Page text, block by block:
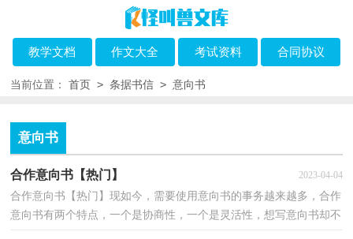
教学文档 作文大全 考试资料 合同协议
当前位置： 首页 > 条据书信 > 意向书
意向书
合作意向书【热门】 2023-04-04
合作意向书【热门】现如今，需要使用意向书的事务越来越多，合作
意向书有两个特点，一个是协商性，一个是灵活性，想写意向书却不